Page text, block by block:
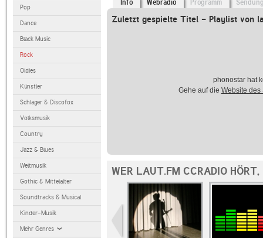
Pop
Dance
Black Music
Rock
Oldies
Künstler
Schlager & Discofox
Volksmusik
Country
Jazz & Blues
Weltmusik
Gothic & Mittelalter
Soundtracks & Musical
Kinder-Musik
Mehr Genres
Info Webradio Programm
Zuletzt gespielte Titel - Playlist von
phonostar hat
Gehe auf die Website des
WER LAUT.FM CCRADIO HÖRT,